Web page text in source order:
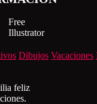
Free
Illustrator
Dibujos Vacaciones
feliz